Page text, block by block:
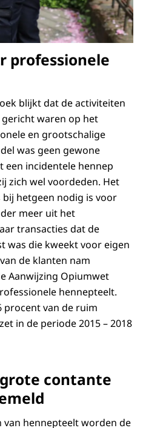
professionele
blijkt dat de activiteiten
waren op het
en grootschalige
was geen gewone
incidentele hennep
zich wel voordeden. Het
hetgeen nodig is voor
meer uit het
transacties dat de
was die kweekt voor eigen
de klanten nam
Aanwijzing Opiumwet
hennepteelt.
procent van de ruim
in de periode 2015 – 2018
contante
van hennepteelt worden de